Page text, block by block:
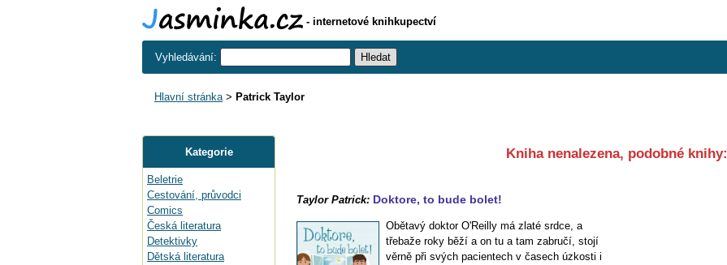
- internetové knihkupectví
Vyhledávání:
Hlavní stránka> Patrick Taylor
Kategorie
Beletrie
Cestování, průvodci
Comics
Česká literatura
Detektivky
Dětská literatura
Kniha nenalezena, podobné knihy:
Taylor Patrick: Doktore, to bude bolet!
Obětavý doktor O'Reilly má zlaté srdce, a
třebaže roky běží a on tu a tam zabručí, stojí
věrně při svých pacientech v časech úzkosti i